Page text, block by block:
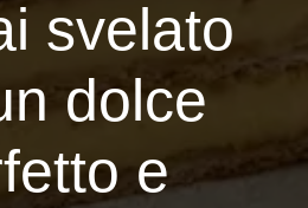
svelato
dolce
e